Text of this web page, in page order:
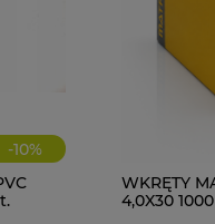
-10%
WKRĘTY
4,0X30